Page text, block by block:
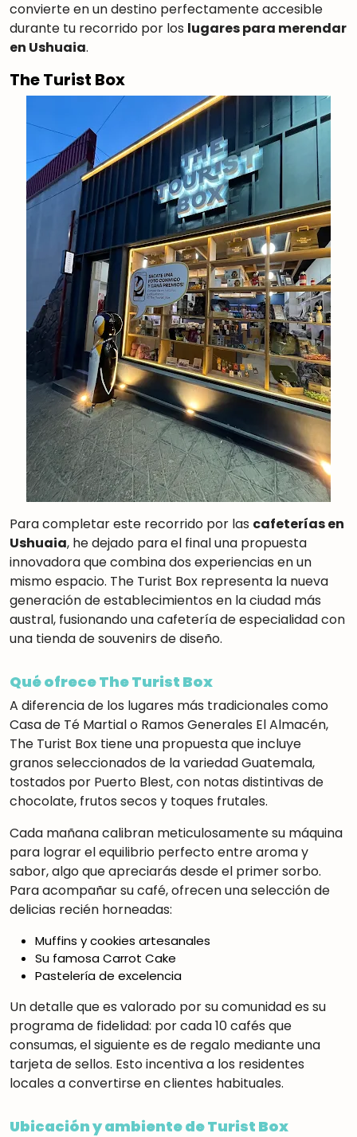
convierte en un destino perfectamente accesible
durante tu recorrido por los lugares para merendar
en Ushuaia.
The Turist Box
Para completar este recorrido por las cafeterías en
Ushuaia, he dejado para el final una propuesta
innovadora que combina dos experiencias en un
mismo espacio. The Turist Box representa la nueva
generación de establecimientos en la ciudad más
austral, fusionando una cafetería de especialidad con
una tienda de souvenirs de diseño.
Qué ofrece The Turist Box
A diferencia de los lugares más tradicionales como
Casa de Té Martial o Ramos Generales El Almacén,
The Turist Box tiene una propuesta que incluye
granos seleccionados de la variedad Guatemala,
tostados por Puerto Blest, con notas distintivas de
chocolate, frutos secos y toques frutales.
Cada mañana calibran meticulosamente su máquina
para lograr el equilibrio perfecto entre aroma y
sabor,algo que apreciarás desde el primer sorbo.
Para acompañar su café, ofrecen una selección de
delicias recién horneadas:
Muffins y cookies artesanales
Su famosa Carrot Cake
Pastelería de excelencia
Un detalle que es valorado por su comunidad es su
programa de fidelidad: por cada 10 cafés que
consumas, el siguiente es de regalo mediante una
tarjeta de sellos. Esto incentiva a los residentes
locales a convertirse en clientes habituales.
Ubicación y ambiente de Turist Box